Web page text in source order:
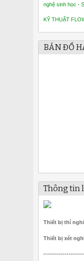
nghệ sinh học -
KỸ THUẬT
BẢN ĐỒ
Thông tin
Thiết bị thí
Thiết bị xét